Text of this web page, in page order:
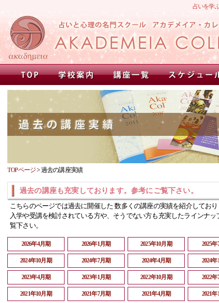
占いを学
TOPページ>過去の講座実績
過去の講座も充実しております。参考にご覧下さい。
こちらのページでは過去に開催した 数多くの講座の実績を紹介してお
入学や受講を検討されている方や、そうでない方も充実したラインナッ
覧下さい。
2026年4月期 2026年1月期 2025年10月期 2025
2024年10月期 2024年7月期 2024年4月期 2024
2023年4月期 2023年1月期 2022年10月期 2022
2021年10月期 2021年7月期 2021年4月期 2021